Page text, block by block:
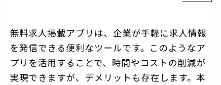
無料求人掲載アプリは、企業が手軽に求人情報
を発信できる便利なツールです。このようなア
プリを活用することで、時間やコストの削減が
実現できますが、デメリットも存在します。本